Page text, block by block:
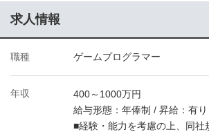
求人情報
職種 ゲームプログラマー
年収
400～1000万円
給与形態：年俸制 / 昇給：有り
■経験・能力を考慮の上、同社